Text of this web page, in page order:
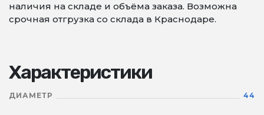
наличия на складе и объёма заказа. Возможна
срочная отгрузка со склада в Краснодаре.
Характеристики
ДИАМЕТР 44